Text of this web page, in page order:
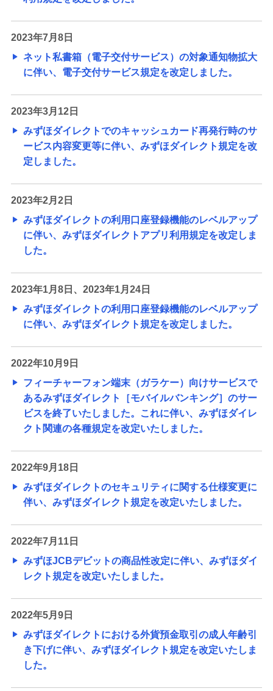
2023年7月8日
ネット私書箱（電子交付サービス）の対象通知物拡大
に伴い、電子交付サービス規定を改定しました。
2023年3月12日
みずほダイレクトでのキャッシュカード再発行時のサ
ービス内容変更等に伴い、みずほダイレクト規定を改
定しました。
2023年2月2日
みずほダイレクトの利用口座登録機能のレベルアップ
に伴い、みずほダイレクトアプリ利用規定を改定しま
した。
2023年1月8日、2023年1月24日
みずほダイレクトの利用口座登録機能のレベルアップ
に伴い、みずほダイレクト規定を改定しました。
2022年10月9日
フィーチャーフォン端末（ガラケー）向けサービスで
あるみずほダイレクト［モバイルバンキング］のサー
ビスを終了いたしました。これに伴い、みずほダイレ
クト関連の各種規定を改定いたしました。
2022年9月18日
みずほダイレクトのセキュリティに関する仕様変更に
伴い、みずほダイレクト規定を改定いたしました。
2022年7月11日
みずほJCBデビットの商品性改定に伴い、みずほダイ
レクト規定を改定いたしました。
2022年5月9日
みずほダイレクトにおける外貨預金取引の成人年齢引
き下げに伴い、みずほダイレクト規定を改定いたしま
した。